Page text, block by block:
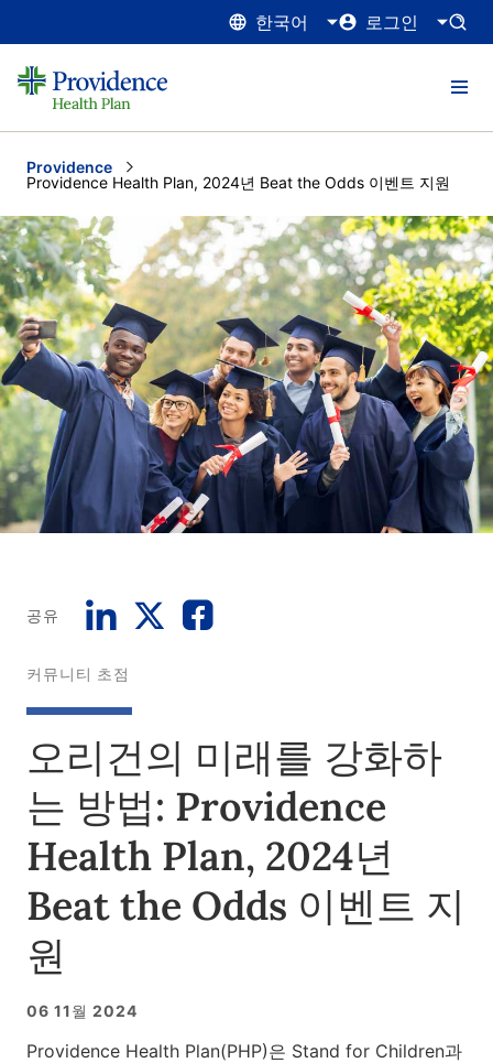
한국어 로그인
Providence
Current:
Providence Health Plan, 2024년 Beat the Odds 이벤트 지원
공유
커뮤니티 초점
오리건의 미래를 강화하
는 방법: Providence
Health Plan, 2024년
Beat the Odds 이벤트 지
원
06 11월 2024
Providence Health Plan(PHP)은 Stand for Children과